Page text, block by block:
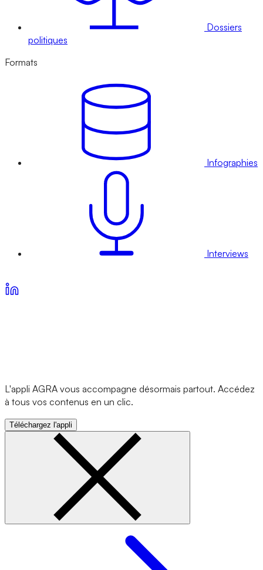
Dossiers
politiques
Formats
Infographies
Interviews
L'appli AGRA vous accompagne désormais partout. Accédez
à tous vos contenus en un clic.
Téléchargez l'appli